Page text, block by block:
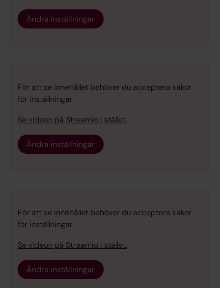
Ändra inställningar
För att se innehållet behöver du acceptera kakor
för inställningar.
Se videon på Streamio i stället.
Ändra inställningar
För att se innehållet behöver du acceptera kakor
för inställningar.
Se videon på Streamio i stället.
Ändra inställningar